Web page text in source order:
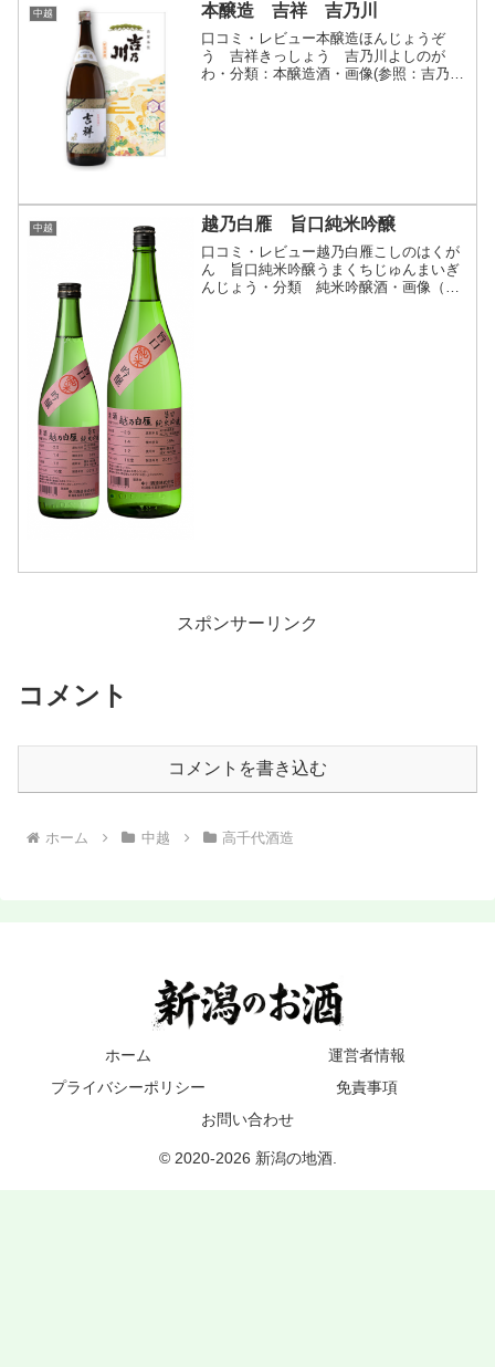
中越 本醸造 吉祥 吉乃川
口コミ・レビュー本醸造ほんじょうぞ
う 吉祥きっしょう 吉乃川よしのが
わ・分類：本醸造酒・画像(参照：吉乃川
中越 越乃白雁 旨口純米吟醸
口コミ・レビュー越乃白雁こしのはくが
ん 旨口純米吟醸うまくちじゅんまいぎ
んじょう・分類 純米吟醸酒・画像（参
スポンサーリンク
コメント
コメントを書き込む
ホーム 中越 高千代酒造
ホーム
運営者情報
プライバシーポリシー
免責事項
お問い合わせ
© 2020-2026 新潟の地酒.